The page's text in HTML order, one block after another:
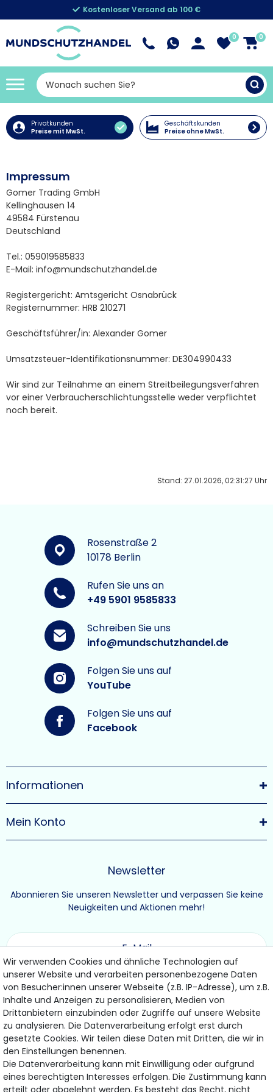
Kostenloser Versand ab 100 €
0 0
Privatkunden
Preise mit MwSt.
Geschäftskunden
Preise ohne MwSt.
Impressum
Gomer Trading GmbH
Kellinghausen 14
49584 Fürstenau
Deutschland
Tel.: 059019585833
E-Mail: info@mundschutzhandel.de
Registergericht: Amtsgericht Osnabrück
Registernummer: HRB 210271
Geschäftsführer/in: Alexander Gomer
Umsatzsteuer-Identifikationsnummer: DE304990433
Wir sind zur Teilnahme an einem Streitbeilegungsverfahren
vor einer Verbraucherschlichtungsstelle weder verpflichtet
noch bereit.
Stand: 27.01.2026, 02:31:27 Uhr
Rosenstraße 2
10178 Berlin
Rufen Sie uns an
+49 5901 9585833
Schreiben Sie uns
info@mundschutzhandel.de
Folgen Sie uns auf
YouTube
Folgen Sie uns auf
Facebook
Newsletter
Abonnieren Sie unseren Newsletter und verpassen Sie keine
Neuigkeiten und Aktionen mehr!
ABONNIEREN
Hiermit bestätige ich, dass ich dieDaten­schutz­erklärunggelesen habe.
Meine Einwilligung kann ich jederzeit widerrufen.
Informationen
Mein Konto
Wir verwenden Cookies und ähnliche Technologien auf
unserer Website und verarbeiten personenbezogene Daten
von Besucher:innen unserer Webseite (z.B. IP-Adresse), um z.B.
Inhalte und Anzeigen zu personalisieren, Medien von
Drittanbietern einzubinden oder Zugriffe auf unsere Website
zu analysieren. Die Datenverarbeitung erfolgt erst durch
gesetzte Cookies. Wir teilen diese Daten mit Dritten, die wir in
den Einstellungen benennen.
Die Datenverarbeitung kann mit Einwilligung oder aufgrund
eines berechtigten Interesses erfolgen. Die Zustimmung kann
erteilt oder abgelehnt werden. Es besteht das Recht, nicht